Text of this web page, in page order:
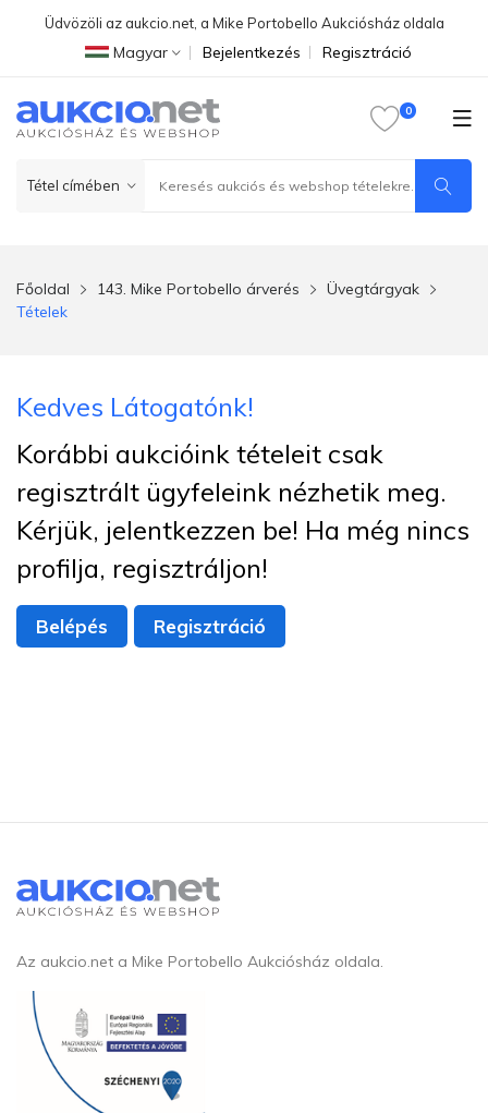
Üdvözöli az aukcio.net, a Mike Portobello Aukciósház oldala
Magyar Bejelentkezés Regisztráció
Főoldal 143. Mike Portobello árverés
Üvegtárgyak
Tételek
Kedves Látogatónk!
Korábbi aukcióink tételeit csak
regisztrált ügyfeleink nézhetik meg.
Kérjük, jelentkezzen be! Ha még nincs
profilja, regisztráljon!
Belépés Regisztráció
Az aukcio.net a Mike Portobello Aukciósház oldala.